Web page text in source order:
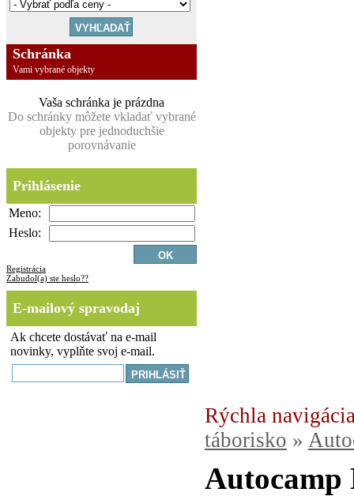
Schránka
Vami vybrané objekty
Vaša schránka je prázdna
Do schránky môžete vkladať vybrané
objekty pre jednoduchšie
porovnávanie
Prihlásenie
Meno:
Heslo:
Registrácia
Zabudol(a) ste heslo??
E-mailový spravodaj
Ak chcete dostávať na e-mail
novinky, vyplňte svoj e-mail.
Rýchla
táborisko »
Autocamp